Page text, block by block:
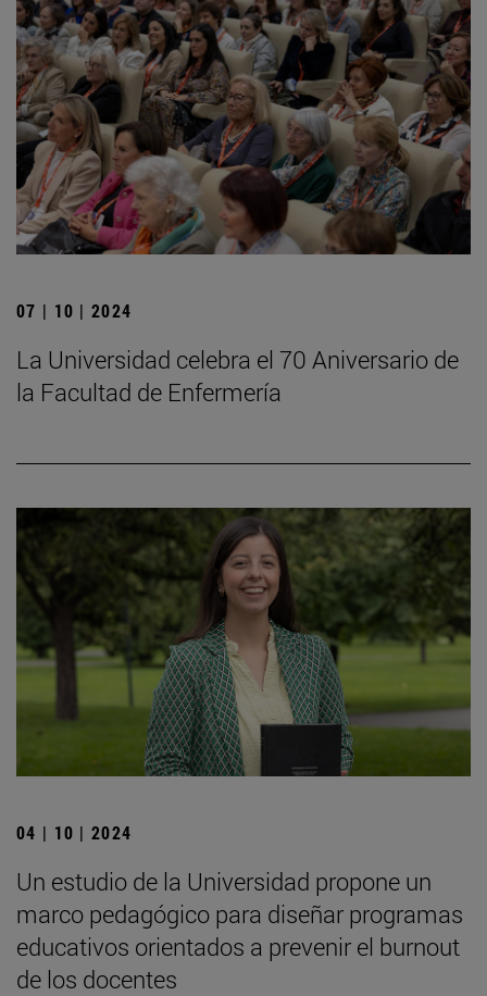
07 | 10 | 2024
La Universidad celebra el 70 Aniversario de
la Facultad de Enfermería
04 | 10 | 2024
Un estudio de la Universidad propone un
marco pedagógico para diseñar programas
educativos orientados a prevenir el burnout
de los docentes